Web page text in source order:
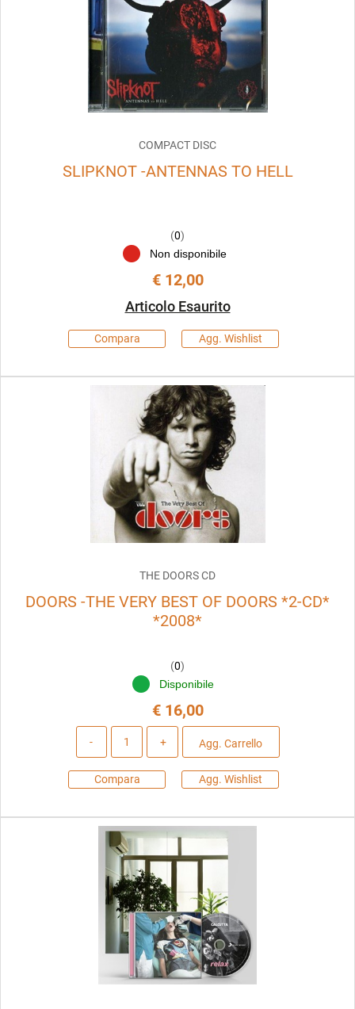
COMPACT DISC
SLIPKNOT -ANTENNAS TO HELL
(0)
Non disponibile
€ 12,00
Articolo Esaurito
Compara Agg. Wishlist
THE DOORS CD
DOORS -THE VERY BEST OF DOORS *2-CD*
*2008*
(0)
Disponibile
€ 16,00
Agg. Carrello
Compara Agg. Wishlist